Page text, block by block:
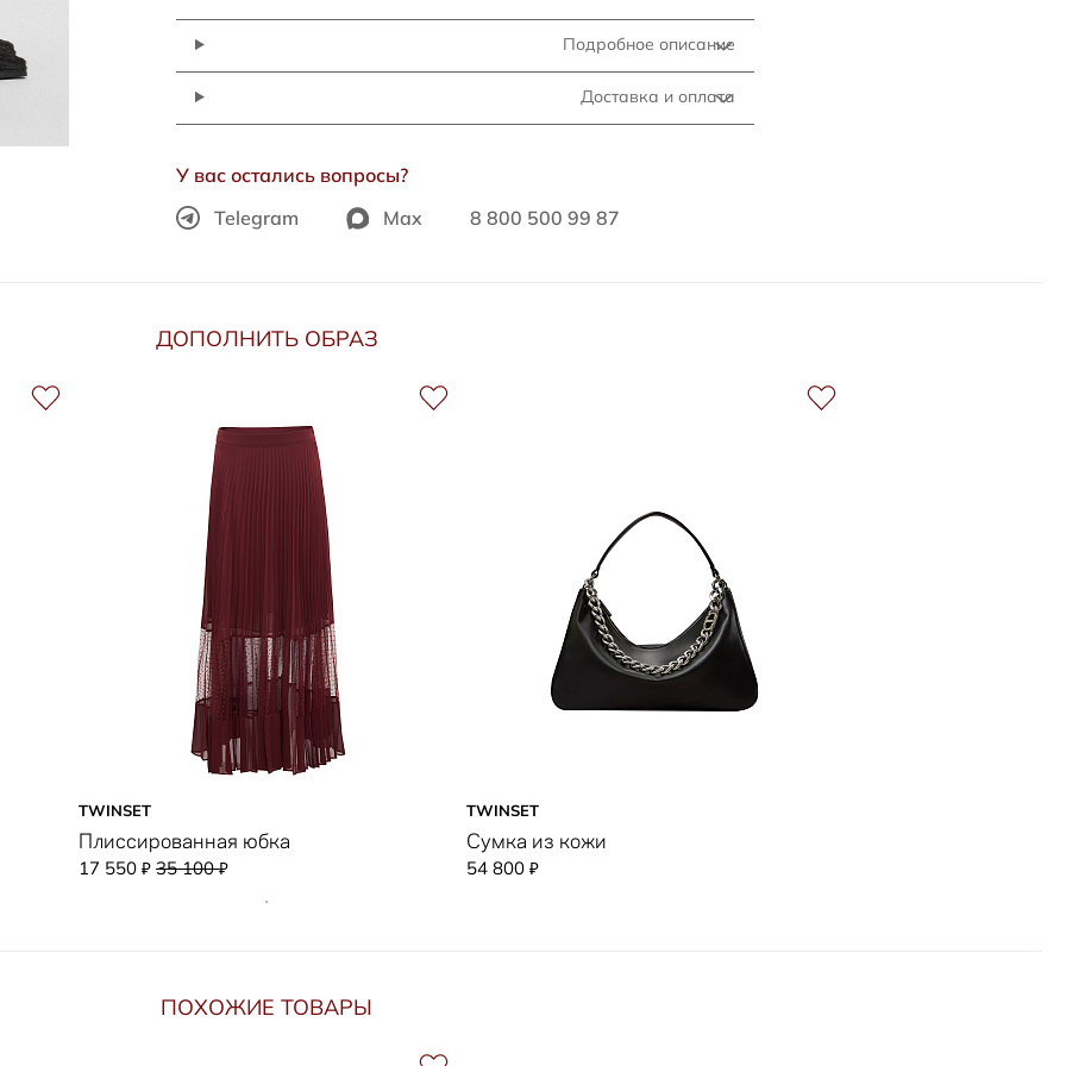
Подробное описание
Доставка и оплата
У вас остались вопросы?
Telegram
Max 8 800 500 99 87
ДОПОЛНИТЬ ОБРАЗ
TWINSET
Плиссированная юбка
17 550 ₽ 35 100₽
TWINSET
Сумка из кожи
54 800 ₽
ПОХОЖИЕ ТОВАРЫ